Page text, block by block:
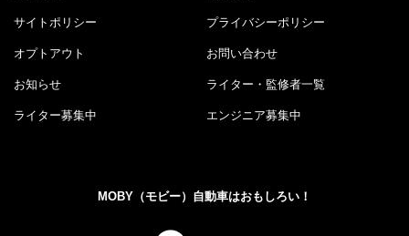
サイトポリシー プライバシーポリシー
オプトアウト お問い合わせ
お知らせ ライター・監修者一覧
ライター募集中 エンジニア募集中
MOBY（モビー）自動車はおもしろい！